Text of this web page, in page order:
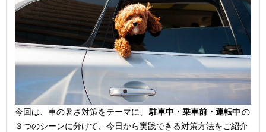
今回は、車の暑さ対策をテーマに、 駐車中・乗車前・運転中の
３つのシーンに分けて、今日から実践できる対策方法をご紹介